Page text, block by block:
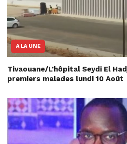
A LA UNE
Tivaouane/L’hôpital Seydi El
premiers malades lundi 10 Août